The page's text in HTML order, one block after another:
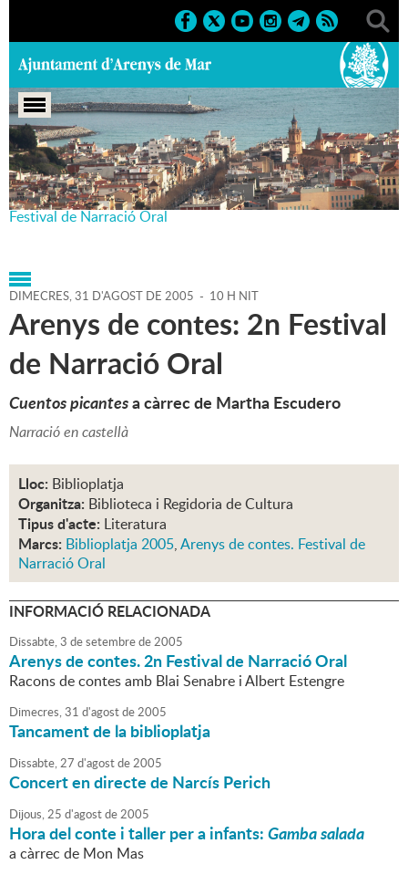
Portada > Agenda > 31-08-
2005 > Marcs > Culturals > 2005 > Arenys de contes.
Festival de Narració Oral
DIMECRES,31 D'AGOST DE 2005 - 10 H NIT
Arenys de contes: 2n Festival
de Narració Oral
Cuentos picantesa càrrec de Martha Escudero
Narració en castellà
Lloc: Biblioplatja
Organitza: Biblioteca i Regidoria de Cultura
Tipus d'acte: Literatura
Marcs: Biblioplatja 2005,Arenys de contes. Festival de
Narració Oral
INFORMACIÓ RELACIONADA
Dissabte,3 desetembrede2005
Arenys de contes. 2n Festival de Narració Oral
Racons de contes amb Blai Senabre i Albert Estengre
Dimecres,31 d'agostde2005
Tancament de la biblioplatja
Dissabte,27 d'agostde2005
Concert en directe de Narcís Perich
Dijous,25 d'agostde2005
Hora del conte i taller per a infants:Gamba salada
a càrrec de Mon Mas